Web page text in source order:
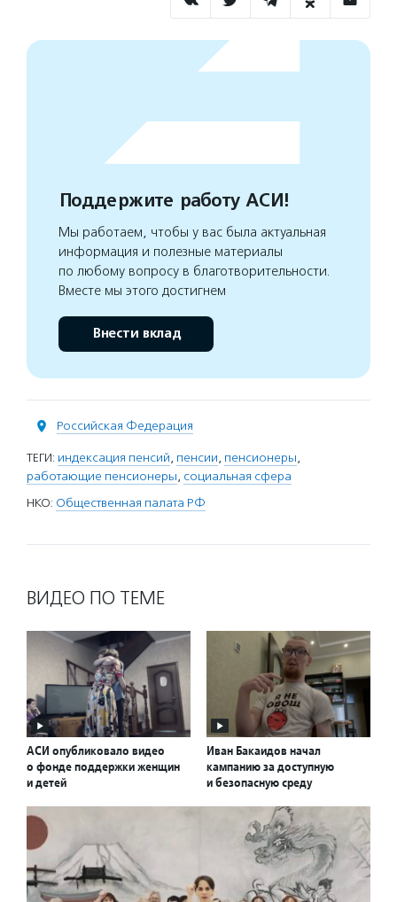
Поддержите работу АСИ!
Мы работаем, чтобы у вас была актуальная
информация и полезные материалы
по любому вопросу в благотворительности.
Вместе мы этого достигнем
Внести вклад
Российская Федерация
ТЕГИ: индексация пенсий, пенсии, пенсионеры,
работающие пенсионеры, социальная сфера
НКО: Общественная палата РФ
ВИДЕО ПО ТЕМЕ
АСИ опубликовало видео
о фонде поддержки женщин
и детей
Иван Бакаидов начал
кампанию за доступную
и безопасную среду